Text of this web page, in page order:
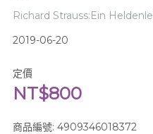
Richard Strauss:Ein
2019-06-20
定價
NT$800
商品編號: 4909346018372